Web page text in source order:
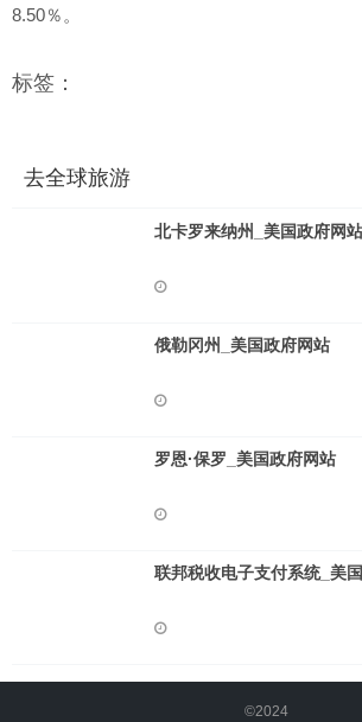
8.50％。
标签：
去全球旅游
北卡罗来纳州_美国政府网站
俄勒冈州_美国政府网站
罗恩·保罗_美国政府网站
联邦税收电子支付系统_美
©2024